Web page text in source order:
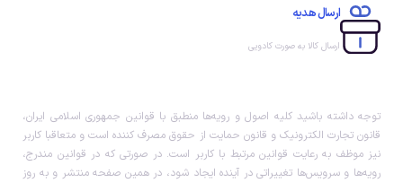
ارسال هدیه
ارسال کالا به صورت کادویی
توجه داشته باشید کلیه اصول و رویه‏‌ها منطبق با قوانین جمهوری اسلامی ایران،
قانون تجارت الکترونیک و قانون حمایت از حقوق مصرف کننده است و متعاقبا کاربر
نیز موظف به رعایت قوانین مرتبط با کاربر است. در صورتی که در قوانین مندرج،
رویه‏‌ها و سرویس‏‌ها تغییراتی در آینده ایجاد شود، در همین صفحه منتشر و به روز